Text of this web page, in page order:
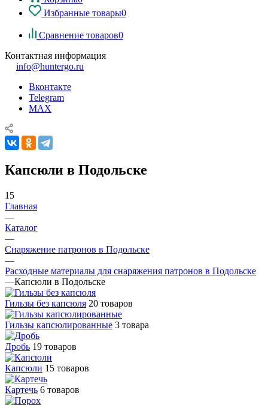
Избранные товары0
Сравнение товаров0
Контактная информация
info@huntergo.ru
Вконтакте
Telegram
MAX
Капсюли в Подольске
15
Главная
—
Каталог
—
Снаряжение патронов в Подольске
—
Расходные материалы для снаряжения патронов в Подольске
—Капсюли в Подольске
Гильзы без капсюля 20 товаров
Гильзы капсюлированные 3 товара
Дробь 19 товаров
Капсюли 15 товаров
Картечь 6 товаров